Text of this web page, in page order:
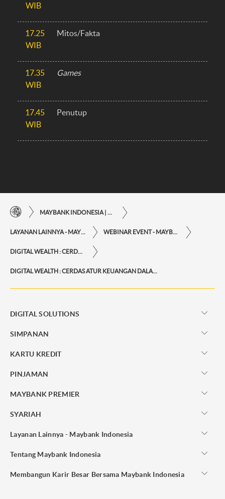
WIB
17.25
WIB
Mitos/Fakta
17.35
WIB
Games
17.45
WIB
Penutup
MAYBANK INDONESIA | KEMUDAHAN TRANSAKSI FINANSIAL DI UJUNG JARI ANDA
LAYANAN LAINNYA - MAYBANK INDONESIA WEBINAR EVENT - MAYBANK INDONESIA
DIGITAL WEALTH : CERDAS ATUR KEUANGAN DALAM GENGGAMAN
DIGITAL WEALTH : CERDAS ATUR KEUANGAN DALAM GENGGAMAN
DIGITAL SOLUTIONS
SIMPANAN
KARTU KREDIT
PINJAMAN
MAYBANK PREMIER
SYARIAH
Layanan Lainnya - Maybank Indonesia
Tentang Maybank Indonesia
Membangun Karir Besar Bersama Maybank Indonesia